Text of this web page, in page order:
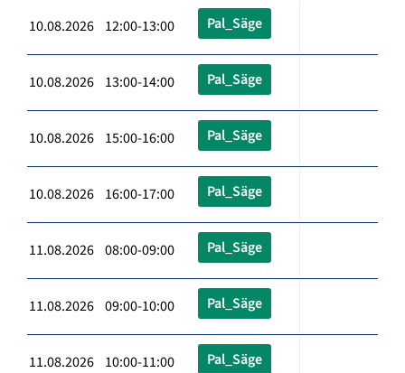
10.08.2026 12:00-13:00 Pal_Säge
10.08.2026 13:00-14:00 Pal_Säge
10.08.2026 15:00-16:00 Pal_Säge
10.08.2026 16:00-17:00 Pal_Säge
11.08.2026 08:00-09:00 Pal_Säge
11.08.2026 09:00-10:00 Pal_Säge
11.08.2026 10:00-11:00 Pal_Säge